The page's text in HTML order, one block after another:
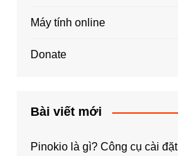
Máy tính online
Donate
Bài viết mới
Pinokio là gì? Công cụ cài